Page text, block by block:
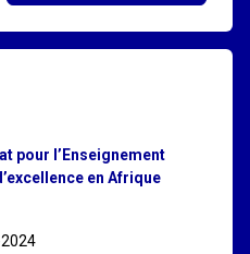
pour l’Enseignement
en Afrique